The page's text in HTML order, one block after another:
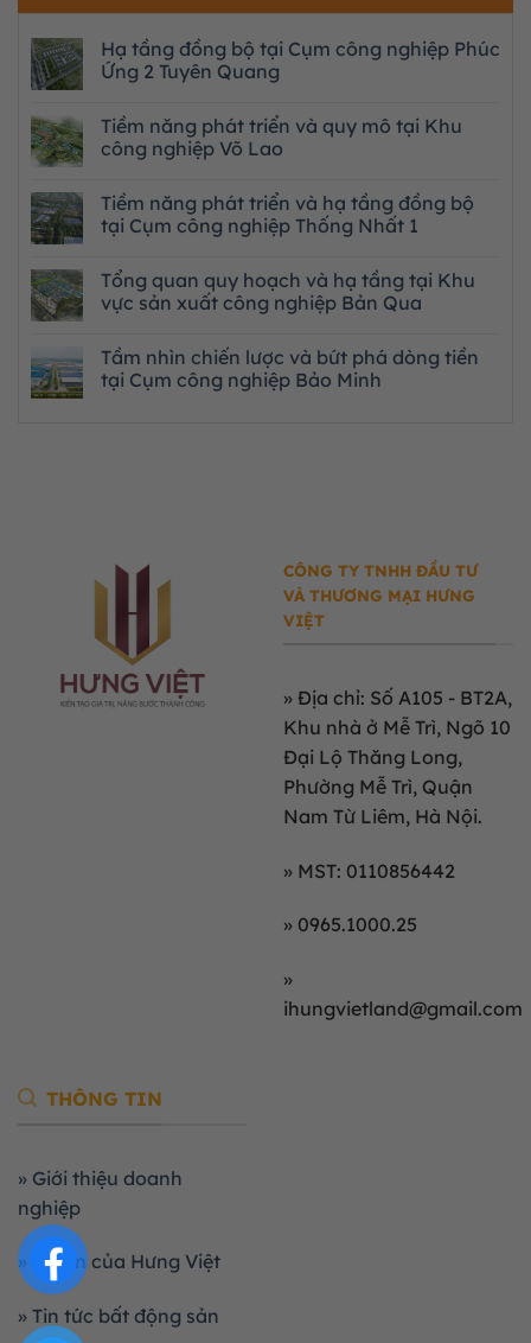
Hạ tầng đồng bộ tại Cụm công nghiệp Phúc
Ứng 2 Tuyên Quang
Tiềm năng phát triển và quy mô tại Khu
công nghiệp Võ Lao
Tiềm năng phát triển và hạ tầng đồng bộ
tại Cụm công nghiệp Thống Nhất 1
Tổng quan quy hoạch và hạ tầng tại Khu
vực sản xuất công nghiệp Bản Qua
Tầm nhìn chiến lược và bứt phá dòng tiền
tại Cụm công nghiệp Bảo Minh
CÔNG TY TNHH ĐẦU TƯ
VÀ THƯƠNG MẠI HƯNG
VIỆT
» Địa chỉ: Số A105 - BT2A,
Khu nhà ở Mễ Trì, Ngõ 10
Đại Lộ Thăng Long,
Phường Mễ Trì, Quận
Nam Từ Liêm, Hà Nội.
» MST: 0110856442
» 0965.1000.25
»
ihungvietland@gmail.com
THÔNG TIN
» Giới thiệu doanh
nghiệp
» Dự án của Hưng Việt
» Tin tức bất động sản